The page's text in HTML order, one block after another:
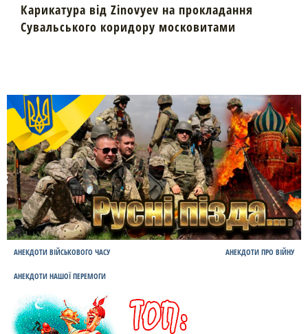
Карикатура від Zinovyev на прокладання
Сувальського коридору московитами
АНЕКДОТИ ВІЙСЬКОВОГО ЧАСУ АНЕКДОТИ ПРО ВІЙНУ
АНЕКДОТИ НАШОЇ ПЕРЕМОГИ